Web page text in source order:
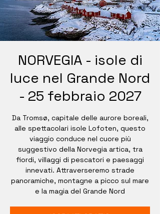
NORVEGIA - isole di
luce nel Grande Nord
- 25 febbraio 2027
Da Tromsø, capitale delle aurore boreali,
alle spettacolari isole Lofoten, questo
viaggio conduce nel cuore più
suggestivo della Norvegia artica, tra
fiordi, villaggi di pescatori e paesaggi
innevati. Attraverseremo strade
panoramiche, montagne a picco sul mare
e la magia del Grande Nord